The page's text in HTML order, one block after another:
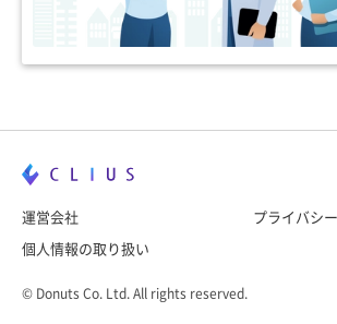
運営会社 プライバシ
個人情報の取り扱い
© Donuts Co. Ltd. All rights reserved.